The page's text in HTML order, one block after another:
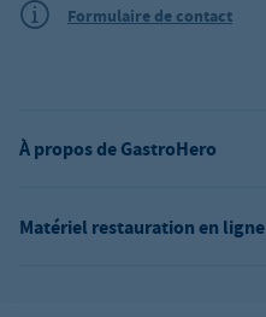
Matériel restauration en ligne
À propos de GastroHero
Formulaire de contact